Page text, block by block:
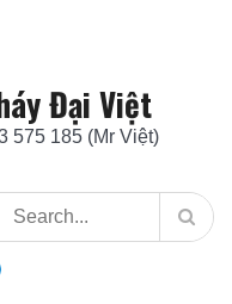
Đại Việt
575 185 (Mr Việt)